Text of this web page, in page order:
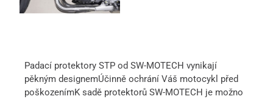
Padací protektory STP od SW-MOTECH vynikají
pěkným designemÚčinně ochrání Váš motocykl před
poškozenímK sadě protektorů SW-MOTECH je možno